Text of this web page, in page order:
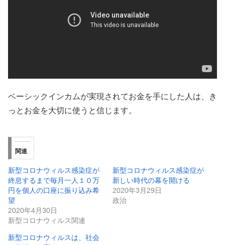
ベーシックインカムが実現されてお金を手にした人は、き
っとお金を大切に使うと信じます。
関連
新型コロナウィルス感染症が
終息するまで毎月一人１０万
円を個人の口座に振り込み希
望
2020年4月30日
新型コロナウィルス関連
新型コロナウィルス感染症が
新しい時代の幕を開ける
2020年3月29日
政治
新型コロナウィルスは、社会